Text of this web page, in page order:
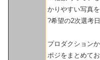
かりやすい写真
?希望の2次選考
プロダクション
ポジをまとめて